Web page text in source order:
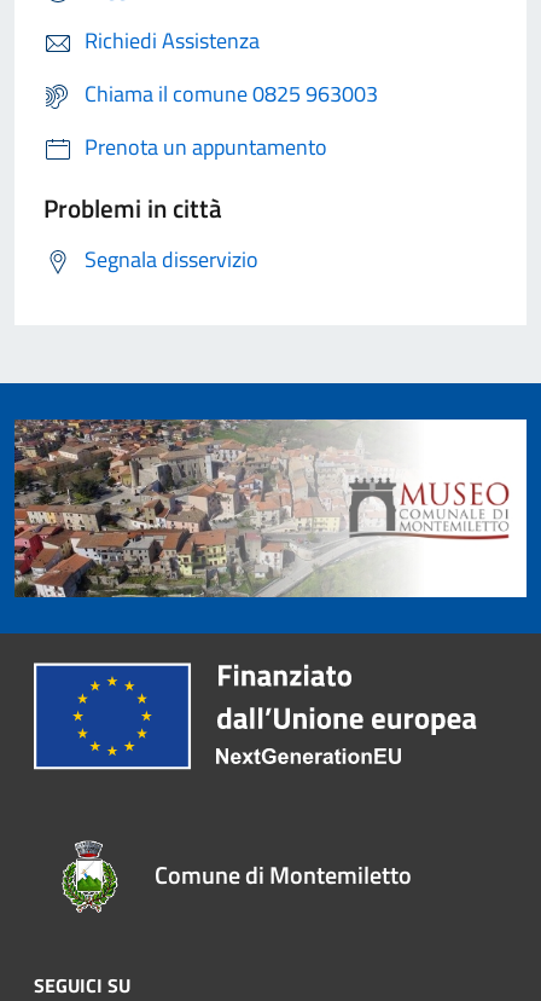
Richiedi Assistenza
Chiama il comune 0825 963003
Prenota un appuntamento
Problemi in città
Segnala disservizio
Comune di Montemiletto
SEGUICI SU